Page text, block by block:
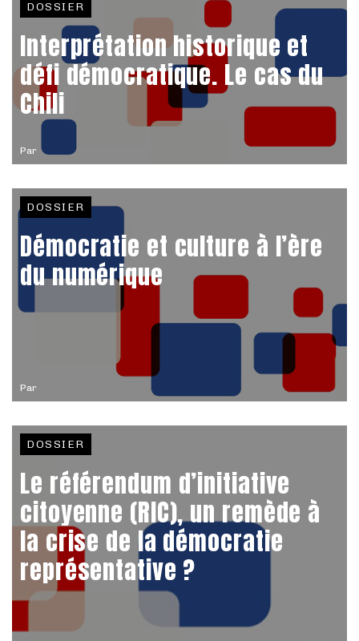
Par
DOSSIER
Interprétation historique et
défi démocratique. Le cas du
Chili
Par
DOSSIER
Démocratie et culture à l’ère
du numérique
DOSSIER
Le référendum d’initiative
citoyenne (RIC), un remède à
la crise de la démocratie
représentative ?